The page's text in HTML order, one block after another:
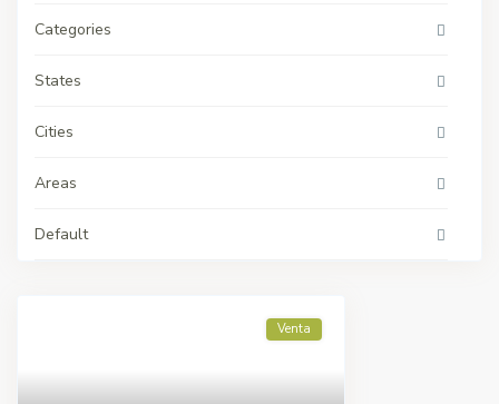
Categories
States
Cities
Areas
Default
Venta